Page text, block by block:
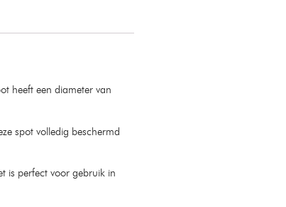
heeft een diameter van
spot volledig beschermd
is perfect voor gebruik in